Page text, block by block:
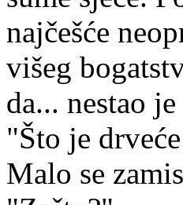
najčešće
višeg
da... nestao
"Što je
Malo se